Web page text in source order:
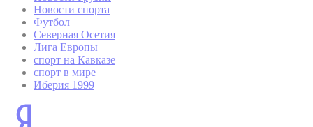
Новости спорта
Футбол
Северная Осетия
Лига Европы
спорт на Кавказе
спорт в мире
Иберия 1999